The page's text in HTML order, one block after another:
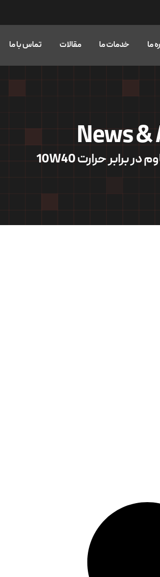
ما خدمات ما مقالات تماس با ما
News